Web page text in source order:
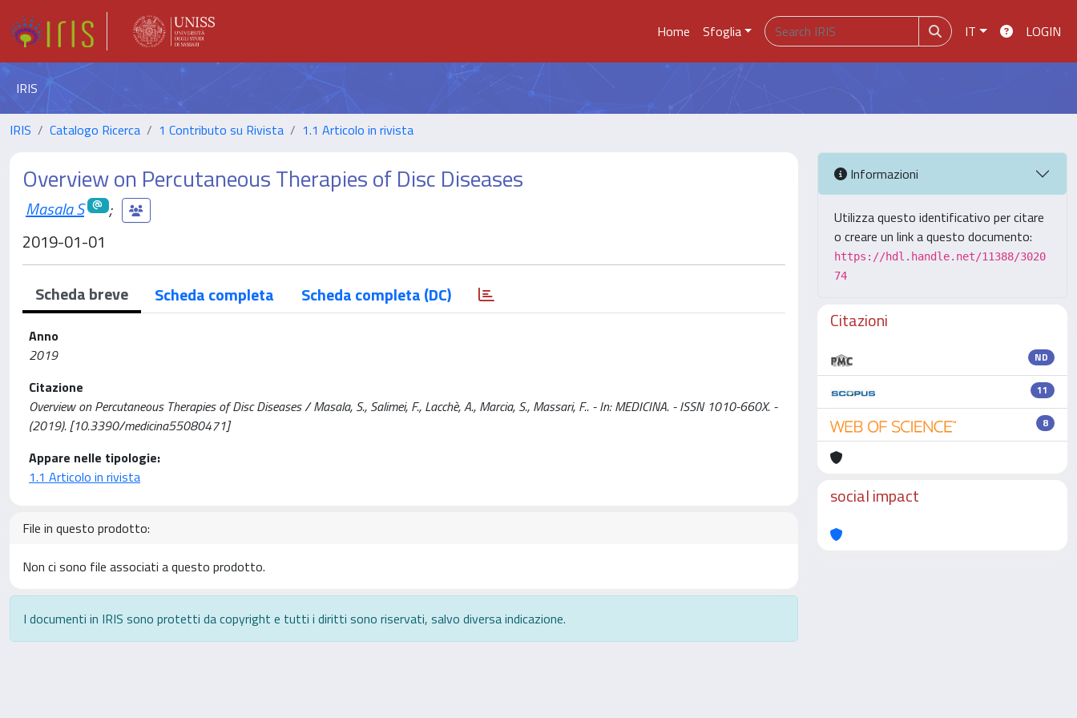
Home Sfoglia IT LOGIN
IRIS
IRIS Catalogo Ricerca 1 Contributo su Rivista 1.1 Articolo in rivista
Overview on Percutaneous Therapies of Disc Diseases
Masala S
;
2019-01-01
Scheda breve Scheda completa Scheda completa (DC)
Anno
2019
Citazione
Overview on Percutaneous Therapies of Disc Diseases / Masala, S., Salimei, F., Lacchè, A., Marcia, S., Massari, F.. - In: MEDICINA. - ISSN 1010-660X. -
(2019). [10.3390/medicina55080471]
Appare nelle tipologie:
1.1 Articolo in rivista
File in questo prodotto:
Non ci sono file associati a questo prodotto.
I documenti in IRIS sono protetti da copyright e tutti i diritti sono riservati, salvo diversa indicazione.
Informazioni
Utilizza questo identificativo per citare
o creare un link a questo documento:
https://hdl.handle.net/11388/3020
74
Citazioni
ND
11
8
social impact